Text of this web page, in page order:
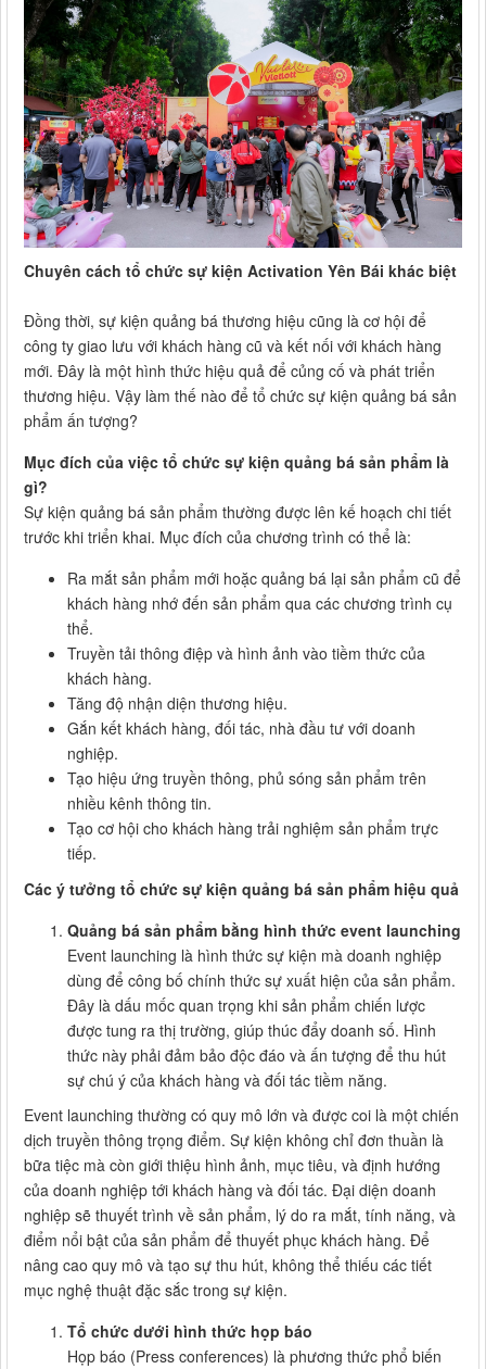
Chuyên cách tổ chức sự kiện Activation Yên Bái khác biệt
Đồng thời, sự kiện quảng bá thương hiệu cũng là cơ hội để
công ty giao lưu với khách hàng cũ và kết nối với khách hàng
mới. Đây là một hình thức hiệu quả để củng cố và phát triển
thương hiệu. Vậy làm thế nào để tổ chức sự kiện quảng bá sản
phẩm ấn tượng?
Mục đích của việc tổ chức sự kiện quảng bá sản phẩm là
gì?
Sự kiện quảng bá sản phẩm thường được lên kế hoạch chi tiết
trước khi triển khai. Mục đích của chương trình có thể là:
Ra mắt sản phẩm mới hoặc quảng bá lại sản phẩm cũ để
khách hàng nhớ đến sản phẩm qua các chương trình cụ
thể.
Truyền tải thông điệp và hình ảnh vào tiềm thức của
khách hàng.
Tăng độ nhận diện thương hiệu.
Gắn kết khách hàng, đối tác, nhà đầu tư với doanh
nghiệp.
Tạo hiệu ứng truyền thông, phủ sóng sản phẩm trên
nhiều kênh thông tin.
Tạo cơ hội cho khách hàng trải nghiệm sản phẩm trực
tiếp.
Các ý tưởng tổ chức sự kiện quảng bá sản phẩm hiệu quả
Quảng bá sản phẩm bằng hình thức event launching
Event launching là hình thức sự kiện mà doanh nghiệp
dùng để công bố chính thức sự xuất hiện của sản phẩm.
Đây là dấu mốc quan trọng khi sản phẩm chiến lược
được tung ra thị trường, giúp thúc đẩy doanh số. Hình
thức này phải đảm bảo độc đáo và ấn tượng để thu hút
sự chú ý của khách hàng và đối tác tiềm năng.
Event launching thường có quy mô lớn và được coi là một chiến
dịch truyền thông trọng điểm. Sự kiện không chỉ đơn thuần là
bữa tiệc mà còn giới thiệu hình ảnh, mục tiêu, và định hướng
của doanh nghiệp tới khách hàng và đối tác. Đại diện doanh
nghiệp sẽ thuyết trình về sản phẩm, lý do ra mắt, tính năng, và
điểm nổi bật của sản phẩm để thuyết phục khách hàng. Để
nâng cao quy mô và tạo sự thu hút, không thể thiếu các tiết
mục nghệ thuật đặc sắc trong sự kiện.
Tổ chức dưới hình thức họp báo
Họp báo (Press conferences) là phương thức phổ biến